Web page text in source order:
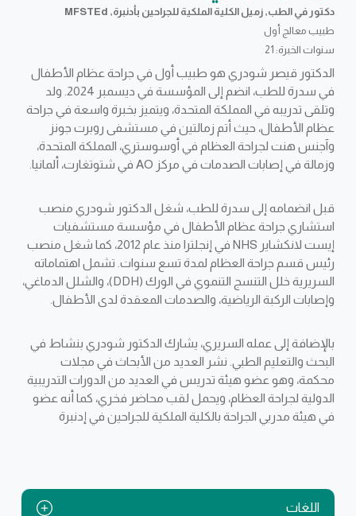
دكتور في الطب, زميل الكلية الملكية للجراحين بأدنبرة, MFSTEd
طبيب معالج أول
سنوات الخبرة: 21
الدكتور قيصر شودري هو طبيب أول في جراحة عظام الأطفال
في سدرة للطب، انضم إلى المؤسسة في ديسمبر 2024. ولد
وتلقى تدريبه في المملكة المتحدة، ويتميز بخبرة واسعة في جراحة
عظام الأطفال، حيث أتم زمالتين في مستشفى روبرت جونز
وآجنس هنت لجراحة العظام في أوسوستري، المملكة المتحدة،
وزمالة في إصابات الصدمات في مركز AO في شتوتغارت، ألمانيا.
قبل انضمامه إلى سدرة للطب، شغل الدكتور شودري منصب
استشاري جراحة عظام الأطفال في مؤسسة مستشفيات
إيست لانكشاير NHS في إنجلترا منذ عام 2012، كما شغل منصب
رئيس قسم جراحة العظام لمدة تسع سنوات. تشمل اهتماماته
السريرية خلل التنسج التنموي في الورك (DDH)، والشلل الدماغي،
وإصابات الركبة الرياضية، والصدمات المعقدة لدى الأطفال.
بالإضافة إلى عمله السريري، يشارك الدكتور شودري بنشاط في
البحث والتعليم الطبي. نشر العديد من الأبحاث في مجلات
محكمة، وهو عضو هيئة تدريس في العديد من الدورات التدريبية
الدولية لجراحة العظام، ويحمل لقب محاضر فخري، كما أنه عضو
في هيئة مدربي الجراحة بالكلية الملكية للجراحين في إدنبرة
اللغات